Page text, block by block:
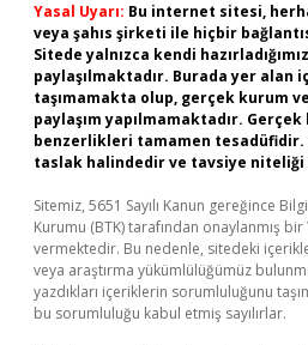
Yasal Uyarı: Bu internet sitesi,
veya şahıs şirketi ile hiçbir
Sitede yalnızca kendi
paylaşılmaktadır. Burada yer
taşımamakta olup, gerçek kurum
paylaşım yapılmamaktadır.
benzerlikleri tamamen
taslak halindedir ve tavsiye niteliği
Sitemiz, 5651 Sayılı Kanun gereğince
Kurumu (BTK) tarafından onaylanmış bir
vermektedir. Bu nedenle, sitedeki
veya araştırma yükümlülüğümüz
yazdıkları içeriklerin sorumluluğunu
bu sorumluluğu kabul etmiş sayılırlar.